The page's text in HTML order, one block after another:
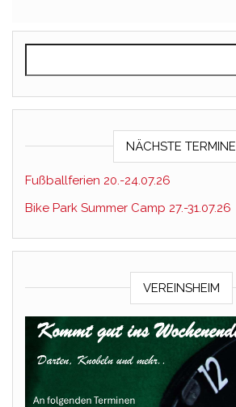
NÄCHSTE TERMINE
Fußballferien 20.-24.07.26
Bike Park Summer Camp 27.-31.07.26
VEREINSHEIM